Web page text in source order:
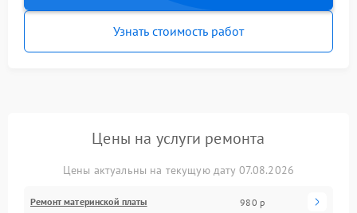
Узнать стоимость работ
Цены на услуги ремонта
Цены актуальны на текущую дату 07.08.2026
Ремонт материнской платы 980 р